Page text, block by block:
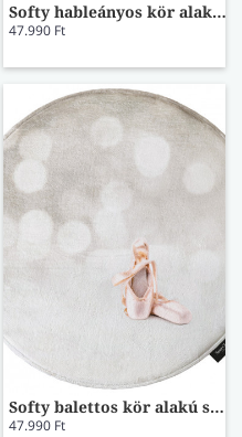
Softy hableányos kör alakú szőnyeg
47.990 Ft
Softy balettos kör alakú szőnyeg
47.990 Ft